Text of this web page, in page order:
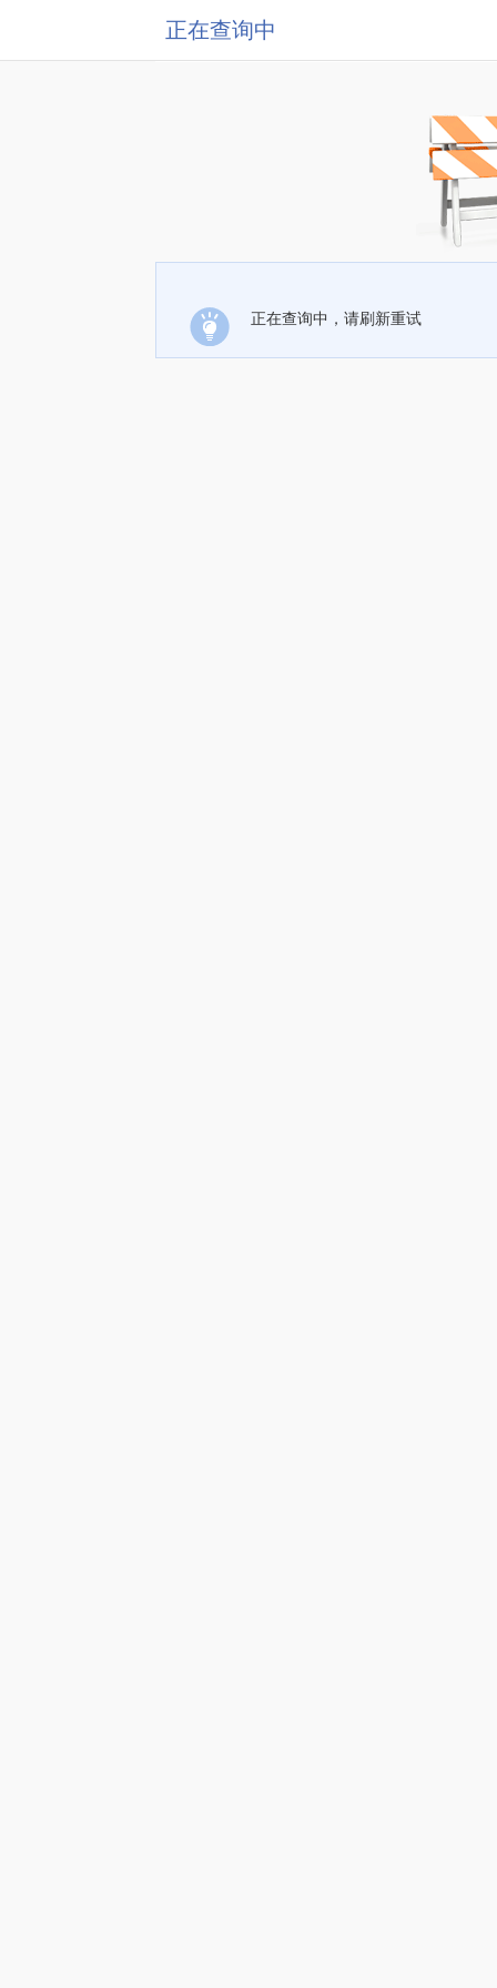
正在查询中
正在查询中，请刷新重试